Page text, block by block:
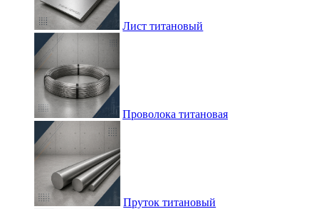
Лист титановый
Проволока титановая
Пруток титановый